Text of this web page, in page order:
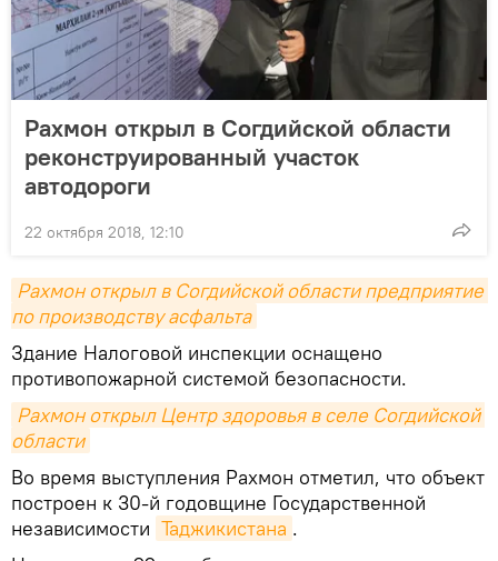
Рахмон открыл в Согдийской области
реконструированный участок
автодороги
22 октября 2018, 12:10
Рахмон открыл в Согдийской области предприятие
по производству асфальта
Здание Налоговой инспекции оснащено
противопожарной системой безопасности.
Рахмон открыл Центр здоровья в селе Согдийской
области
Во время выступления Рахмон отметил, что объект
построен к 30-й годовщине Государственной
независимости Таджикистана .